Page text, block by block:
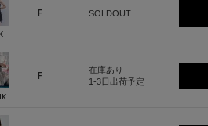
F SOLDOUT
F
在庫あり
1-3日出荷予定